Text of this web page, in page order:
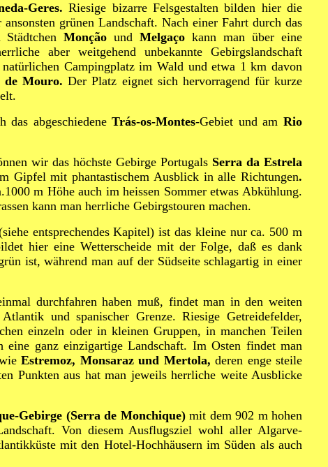
Geres.Riesige bizarre Felsgestalten bilden hier die
grünen Landschaft. Nach einer Fahrt durch das
StädtchenMonção undMelgaço kann man über eine
aber weitgehend unbekannte Gebirgslandschaft
Campingplatz im Wald und etwa 1 km davon
de Mouro.Der Platz eignet sich hervorragend für kurze
das abgeschiedeneTrás-os-Montes-Gebiet und am Rio
wir das höchste Gebirge Portugals Serra da Estrela
Gipfel mit phantastischem Ausblick in alle Richtungen.
m Höhe auch im heissen Sommer etwas Abkühlung.
kann man herrliche Gebirgstouren machen.
entsprechendes Kapitel) ist das kleine nur ca. 500 m
hier eine Wetterscheide mit der Folge, daß es dank
ist, während man auf der Südseite schlagartig in einer
durchfahren haben muß, findet man in den weiten
und spanischer Grenze. Riesige Getreidefelder,
einzeln oder in kleinen Gruppen, in manchen Teilen
ganz einzigartige Landschaft. Im Osten findet man
wieEstremoz, Monsaraz und Mertola, deren enge steile
Punkten aus hat man jeweils herrliche weite Ausblicke
Gebirge (Serra de Monchique)mit dem 902 m hohen
Von diesem Ausflugsziel wohl aller Algarve-
mit den Hotel-Hochhäusern im Süden als auch